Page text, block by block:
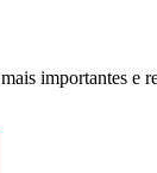
importantes e